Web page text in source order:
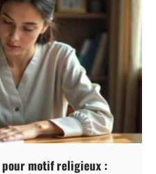
pour motif religieux :